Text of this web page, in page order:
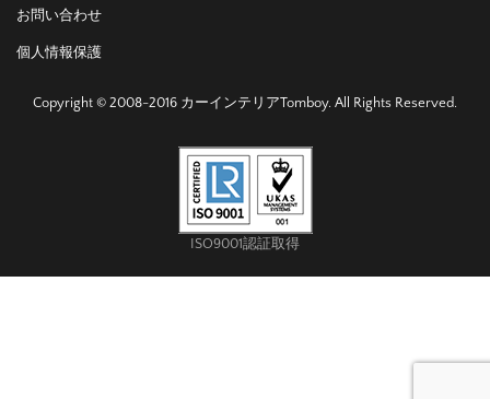
お問い合わせ
個人情報保護
Copyright © 2008-2016 カーインテリアTomboy. All Rights Reserved.
ISO9001認証取得